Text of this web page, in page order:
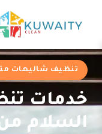
تنظيف شاليهات
خدمات
السلام